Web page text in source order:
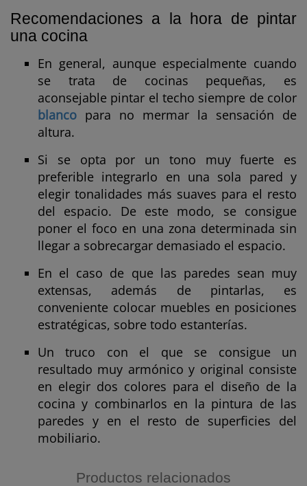
Recomendaciones a la hora de pintar
una cocina
En general, aunque especialmente cuando
se trata de cocinas pequeñas, es
aconsejable pintar el techo siempre de color
blanco para no mermar la sensación de
altura.
Si se opta por un tono muy fuerte es
preferible integrarlo en una sola pared y
elegir tonalidades más suaves para el resto
del espacio. De este modo, se consigue
poner el foco en una zona determinada sin
llegar a sobrecargar demasiado el espacio.
En el caso de que las paredes sean muy
extensas, además de pintarlas, es
conveniente colocar muebles en posiciones
estratégicas, sobre todo estanterías.
Un truco con el que se consigue un
resultado muy armónico y original consiste
en elegir dos colores para el diseño de la
cocina y combinarlos en la pintura de las
paredes y en el resto de superficies del
mobiliario.
Productos relacionados